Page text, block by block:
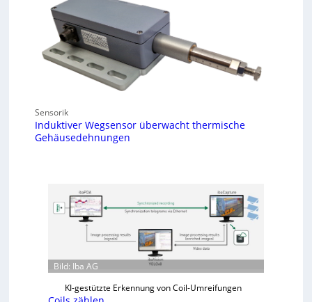
Sensorik
Induktiver Wegsensor überwacht thermische
Gehäusedehnungen
Bild: Iba AG
KI-gestützte Erkennung von Coil-Umreifungen